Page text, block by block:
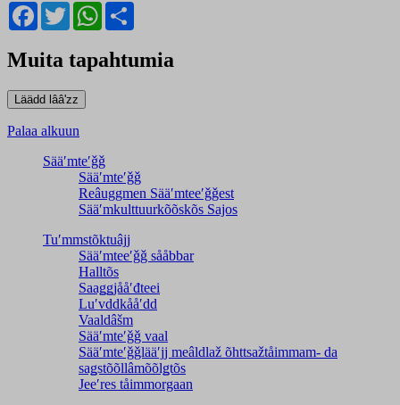
Facebook
TwitterWhatsApp
Muita tapahtumia
Palaa alkuun
Sääʹmteʹǧǧ
Sääʹmteʹǧǧ
Reâuggmen Sääʹmteeʹǧǧest
Sääʹmkulttuurkõõskõs Sajos
Tuʹmmstõktuâjj
Sääʹmteeʹǧǧ sååbbar
Halltõs
Saaǥǥjååʹđteei
Luʹvddkååʹdd
Vaaldâšm
Sääʹmteʹǧǧ vaal
Sääʹmteʹǧǧlääʹjj meâldlaž õhttsažtåimmam- da
saǥstõõllâmõõlǥtõs
Jeeʹres tåimmorgaan